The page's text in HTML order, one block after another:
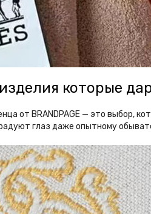
которые
от BRANDPAGE — это выбор,
глаз даже опытному